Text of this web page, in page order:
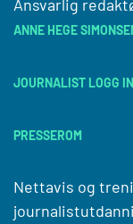
Ansvarlig
ANNE HEGE
JOURNALIST LOGG
PRESSEROM
Nettavis og